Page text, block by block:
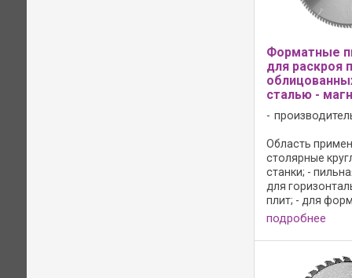
Форматные
для раскроя
сталью -
Область
столярные
станки; -
для
плит; - для
раскроя плит
листовой
стальной
одиночного
сполнение: - ...
подробнее